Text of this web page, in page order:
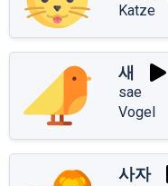
Katze
새
sae
Vogel
사자